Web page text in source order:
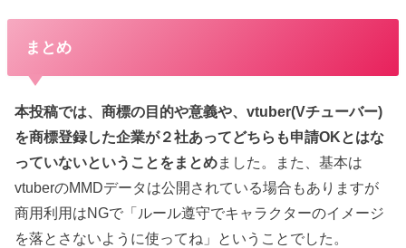
まとめ
本投稿では、商標の目的や意義や、vtuber(Vチューバー)
を商標登録した企業が２社あってどちらも申請OKとはな
っていないということをまとめました。また、基本は
vtuberのMMDデータは公開されている場合もありますが
商用利用はNGで「ルール遵守でキャラクターのイメージ
を落とさないように使ってね」ということでした。